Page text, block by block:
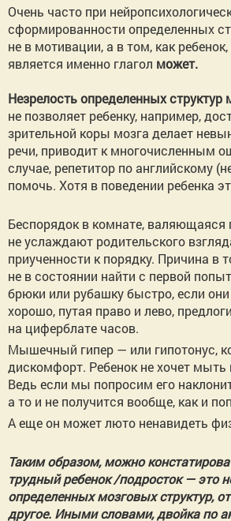
Очень часто при
сформированности определенных
не в мотивации, а в том, как
является именно глагол может.
Незрелость определенных структур
не позволяет ребенку, например,
зрительной коры мозга делает
речи, приводит к многочисленным
случае, репетитор по английскому
помочь. Хотя в поведении ребенка
Беспорядок в комнате,
не услаждают родительского
приученности к порядку. Причина в
не в состоянии найти с первой
брюки или рубашку быстро, если
хорошо, путая право и лево,
на циферблате часов.
Мышечный гипер — или гипотонус,
дискомфорт. Ребенок не хочет мыть
Ведь если мы попросим его
а то и не получится вообще, как и
А еще он может люто ненавидеть
Таким образом, можно
трудный ребенок /подросток — это
определенных мозговых структур,
другое. Иными словами, двойка по